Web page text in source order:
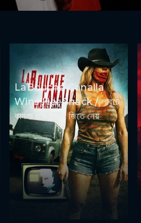
LaBouche Canalla
Wins Her Snack / লাবুচে
কানলা তার স্ন্যাক জিতে নেয়